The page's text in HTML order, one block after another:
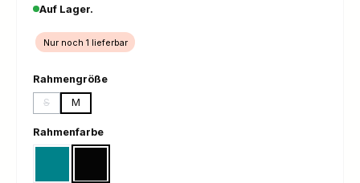
Auf Lager.
Nur noch 1 lieferbar
Rahmengrößeauswählen
S
(Diese Option ist zurzeit nicht verfügbar.)
M
Rahmenfarbeauswählen